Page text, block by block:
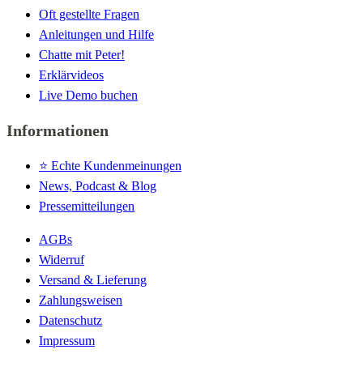
Oft gestellte Fragen
Anleitungen und Hilfe
Chatte mit Peter!
Erklärvideos
Live Demo buchen
Informationen
⭐️ Echte Kundenmeinungen
News, Podcast & Blog
Pressemitteilungen
AGBs
Widerruf
Versand & Lieferung
Zahlungsweisen
Datenschutz
Impressum